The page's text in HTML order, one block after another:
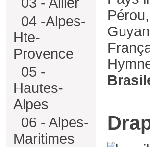
04 -Alpes-
Hte-
Provence
05 -
Hautes-
Alpes
06 - Alpes-
Maritimes